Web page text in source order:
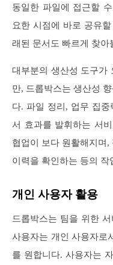
동일한 파일에 접근할
요한 시점에 바로 공유
래된 문서도 빠르게 찾아
대부분의 생산성 도구가
만, 드롭박스는 생산성
다. 파일 정리, 업무 집
서 효과를 발휘하는 서
협업이 보다 원활해지며
이력을 확인하는 등의 작
개인 사용자 활용
드롭박스는 팀을 위한
사용자는 개인 사용자로
를 원합니다. 사용자는